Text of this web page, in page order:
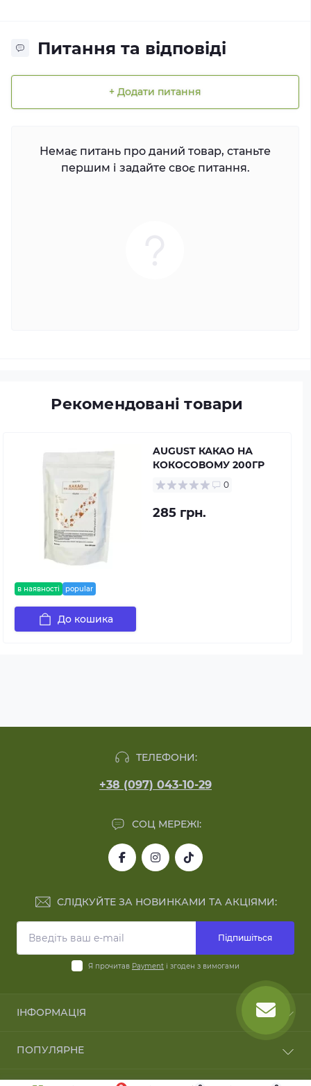
Питання та відповіді
+ Додати питання
Немає питань про даний товар, станьте
першим і задайте своє питання.
Рекомендовані товари
в наявності popular
AUGUST КАКАО НА
КОКОСОВОМУ 200ГР
0
285 грн.
До кошика
ТЕЛЕФОНИ:
+38 (097) 043-10-29
СОЦ МЕРЕЖІ:
СЛІДКУЙТЕ ЗА НОВИНКАМИ ТА АКЦІЯМИ:
Підпишіться
Я прочитав Payment і згоден з вимогами
ІНФОРМАЦІЯ
Reviews
ПОПУЛЯРНЕ
Батончики Fleur Alpine